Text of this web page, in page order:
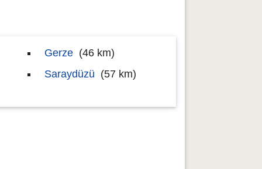
Gerze (46 km)
Saraydüzü (57 km)